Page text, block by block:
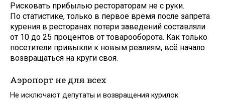
Рисковать прибылью рестораторам не с руки.
По статистике, только в первое время после запрета
курения в ресторанах потери заведений составляли
от 10 до 25 процентов от товарооборота. Как только
посетители привыкли к новым реалиям, всё начало
возвращаться на круги своя.
Аэропорт не для всех
Не исключают депутаты и возвращения курилок